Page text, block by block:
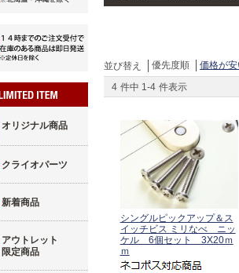
オリジナル商品
クライオパーツ
新着商品
アウトレット
限定商品
並び替え 優先度順 価格が
4 件中 1-4 件表示
シングルピックアップ＆ス
イッチビス ミリなべ ニッ
ケル 6個セット 3X20ｍ
ｍ